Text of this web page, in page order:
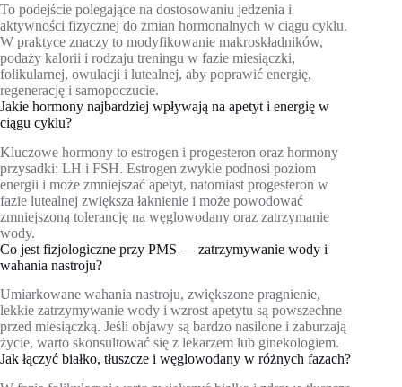
To podejście polegające na dostosowaniu jedzenia i
aktywności fizycznej do zmian hormonalnych w ciągu cyklu.
W praktyce znaczy to modyfikowanie makroskładników,
podaży kalorii i rodzaju treningu w fazie miesiączki,
folikularnej, owulacji i lutealnej, aby poprawić energię,
regenerację i samopoczucie.
Jakie hormony najbardziej wpływają na apetyt i energię w
ciągu cyklu?
Kluczowe hormony to estrogen i progesteron oraz hormony
przysadki: LH i FSH. Estrogen zwykle podnosi poziom
energii i może zmniejszać apetyt, natomiast progesteron w
fazie lutealnej zwiększa łaknienie i może powodować
zmniejszoną tolerancję na węglowodany oraz zatrzymanie
wody.
Co jest fizjologiczne przy PMS — zatrzymywanie wody i
wahania nastroju?
Umiarkowane wahania nastroju, zwiększone pragnienie,
lekkie zatrzymywanie wody i wzrost apetytu są powszechne
przed miesiączką. Jeśli objawy są bardzo nasilone i zaburzają
życie, warto skonsultować się z lekarzem lub ginekologiem.
Jak łączyć białko, tłuszcze i węglowodany w różnych fazach?